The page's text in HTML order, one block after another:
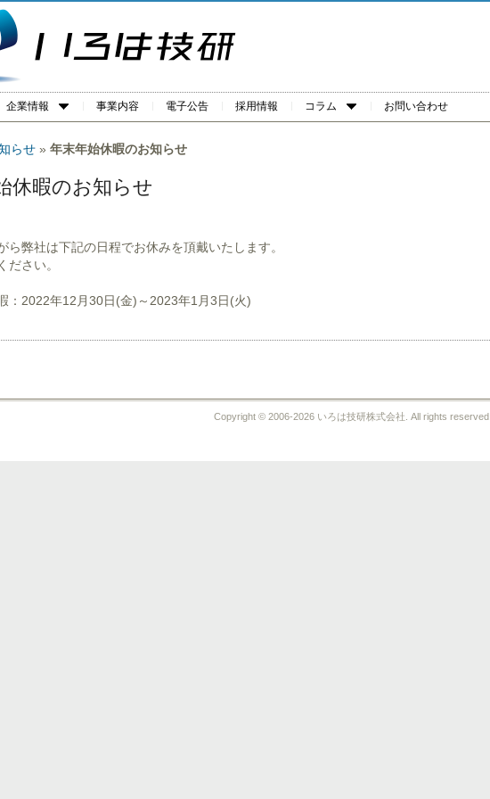
企業情報 事業内容 電子公告 採用情報 コラム お問い合わせ
らせ » 年末年始休暇のお知らせ
休暇のお知らせ
ら弊社は下記の日程でお休みを頂戴いたします。
ださい。
：2022年12月30日(金)～2023年1月3日(火)
Copyright © 2006-2026 いろは技研株式会社. All rights reserved.